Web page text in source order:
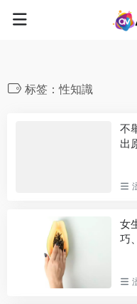
标签：性知識
不
出
女
巧